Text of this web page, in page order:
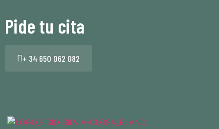
Pide tu cita
+ 34 650 062 082